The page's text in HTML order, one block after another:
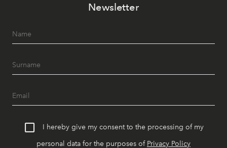
Newsletter
I hereby give my consent to the processing of my
personal data for the purposes of Privacy Policy